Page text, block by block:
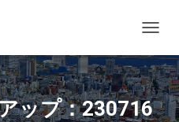
O
G
G
L
E
ップ：230716